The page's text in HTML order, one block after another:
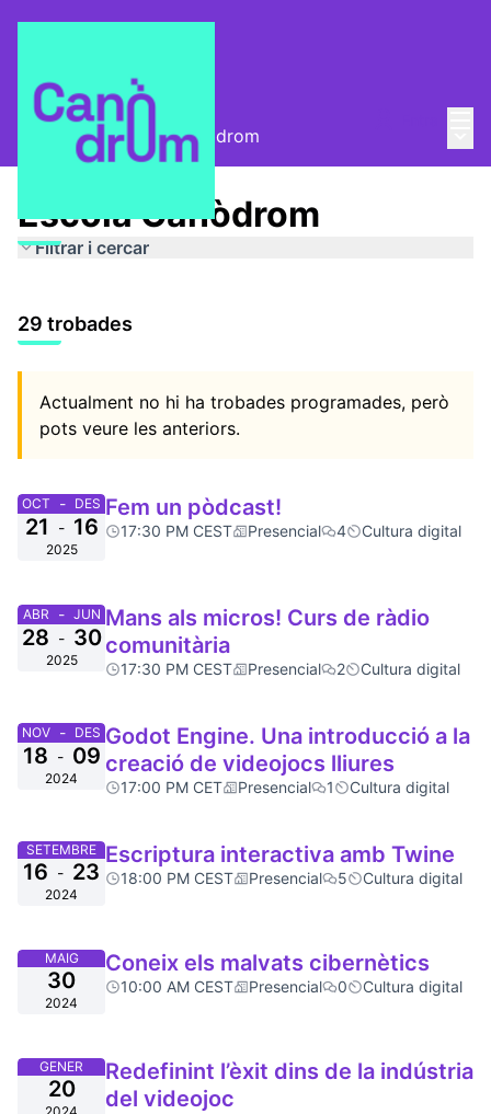
Qui som? Escola Canòdrom
Escola Canòdrom
Filtrar i cercar
29 trobades
Actualment no hi ha trobades programades, però
pots veure les anteriors.
OCT - DES
21 - 16
2025
Fem un pòdcast!
17:30 PM CEST Presencial 4 Cultura digital
ABR - JUN
28 - 30
2025
Mans als micros! Curs de ràdio
comunitària
17:30 PM CEST Presencial 2 Cultura digital
NOV - DES
18 - 09
2024
Godot Engine. Una introducció a la
creació de videojocs lliures
17:00 PM CET Presencial 1 Cultura digital
SETEMBRE
16 - 23
2024
Escriptura interactiva amb Twine
18:00 PM CEST Presencial 5 Cultura digital
MAIG
30
2024
Coneix els malvats cibernètics
10:00 AM CEST Presencial 0 Cultura digital
GENER
20
Redefinint l’èxit dins de la indústria
del videojoc